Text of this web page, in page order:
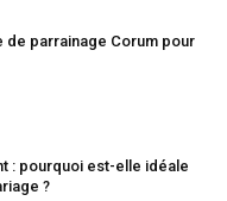
de parrainage Corum pour
: pourquoi est-elle idéale
?